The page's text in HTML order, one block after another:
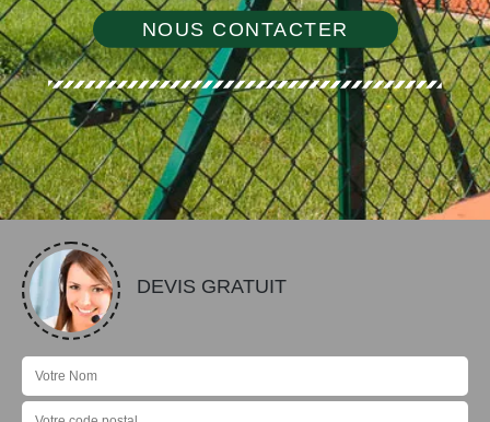
NOUS CONTACTER
DEVIS GRATUIT